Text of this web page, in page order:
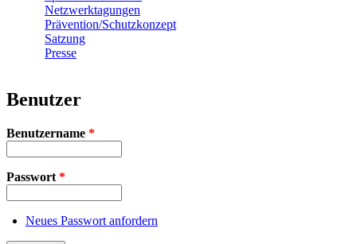
Netzwerktagungen
Prävention/Schutzkonzept
Satzung
Presse
Benutzer
Benutzername *
Passwort *
Neues Passwort anfordern